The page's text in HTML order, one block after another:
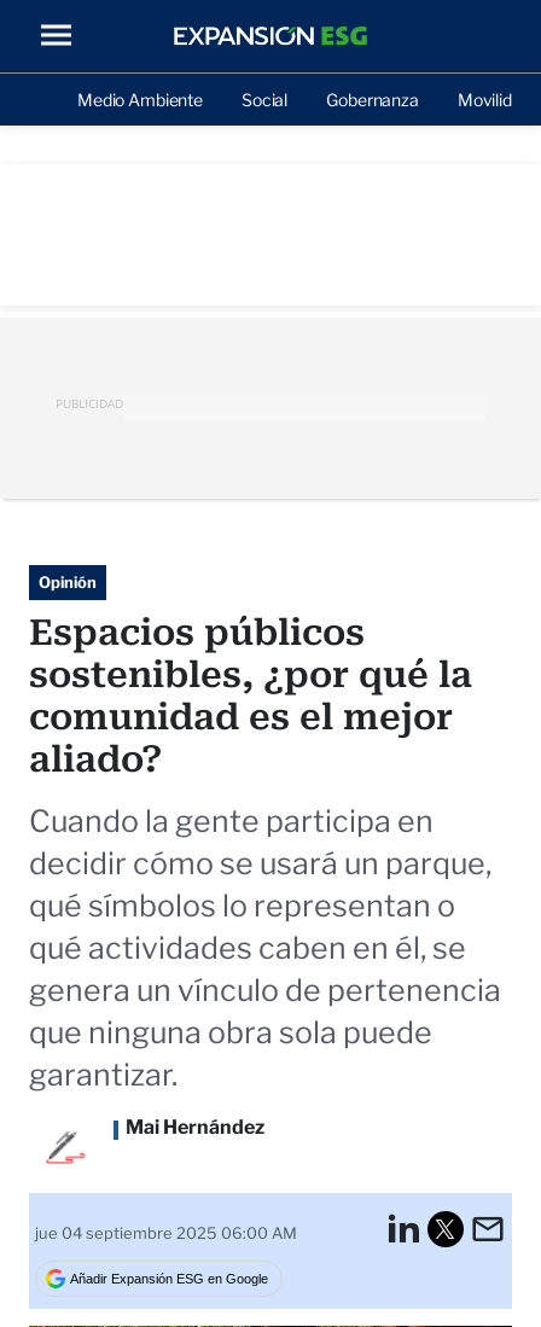
Medio Ambiente Social Gobernanza Movilidad
PUBLICIDAD
Opinión
Espacios públicos
sostenibles, ¿por qué la
comunidad es el mejor
aliado?
Cuando la gente participa en
decidir cómo se usará un parque,
qué símbolos lo representan o
qué actividades caben en él, se
genera un vínculo de pertenencia
que ninguna obra sola puede
garantizar.
Mai Hernández
jue 04 septiembre 2025 06:00 AM
Añadir Expansión ESG en Google